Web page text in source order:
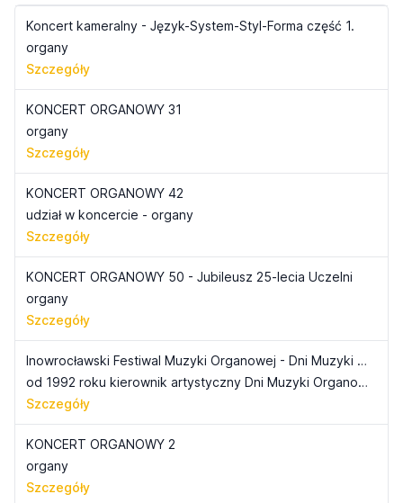
Koncert kameralny - Język-System-Styl-Forma część 1.
organy
Szczegóły
KONCERT ORGANOWY 31
organy
Szczegóły
KONCERT ORGANOWY 42
udział w koncercie - organy
Szczegóły
KONCERT ORGANOWY 50 - Jubileusz 25-lecia Uczelni
organy
Szczegóły
Inowrocławski Festiwal Muzyki Organowej - Dni Muzyki Organowej
od 1992 roku kierownik artystyczny Dni Muzyki Organowej
Szczegóły
KONCERT ORGANOWY 2
organy
Szczegóły